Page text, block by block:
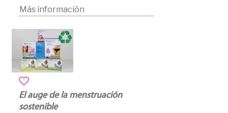
Más información
El auge de la menstruación
sostenible